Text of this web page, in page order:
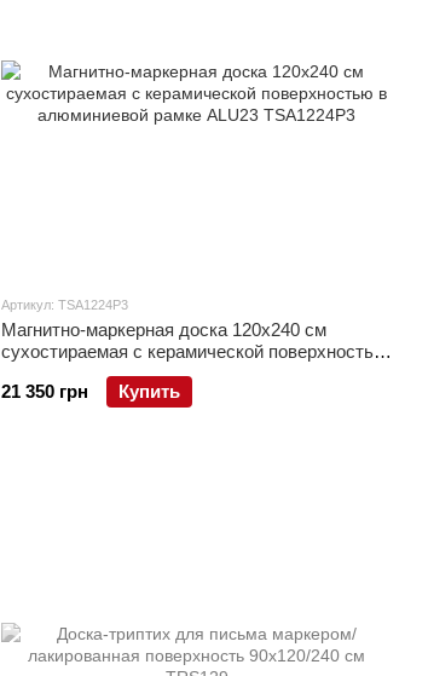
Артикул: TSA1224P3
Магнитно-маркерная доска 120x240 см
сухостираемая с керамической поверхностью
в алюминиевой рамке ALU23
21 350 грн
Купить